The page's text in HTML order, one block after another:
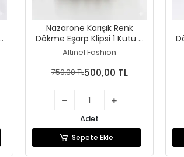
Nazarone Karışık Renk
Dökme Eşarp Klipsi 1 Kutu -
(100 adet) - (Eİ01-22)
Altınel Fashion
750,00 TL500,00 TL
Adet
Sepete Ekle